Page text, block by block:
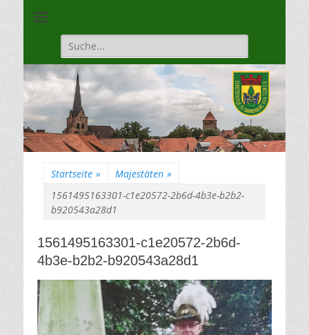
1528
Suche
für:
Startseite » Majestäten »
1561495163301-c1e20572-2b6d-4b3e-b2b2-
b920543a28d1
1561495163301-c1e20572-2b6d-
4b3e-b2b2-b920543a28d1